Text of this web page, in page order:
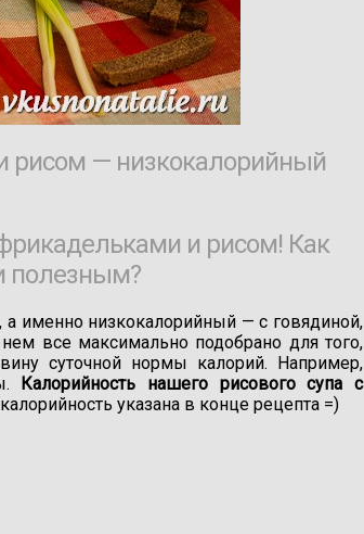
рисом — низкокалорийный
и рисом! Как
полезным?
именно низкокалорийный — с говядиной,
все максимально подобрано для того,
суточной нормы калорий. Например,
Калорийность нашего рисового супа с
указана в конце рецепта =)